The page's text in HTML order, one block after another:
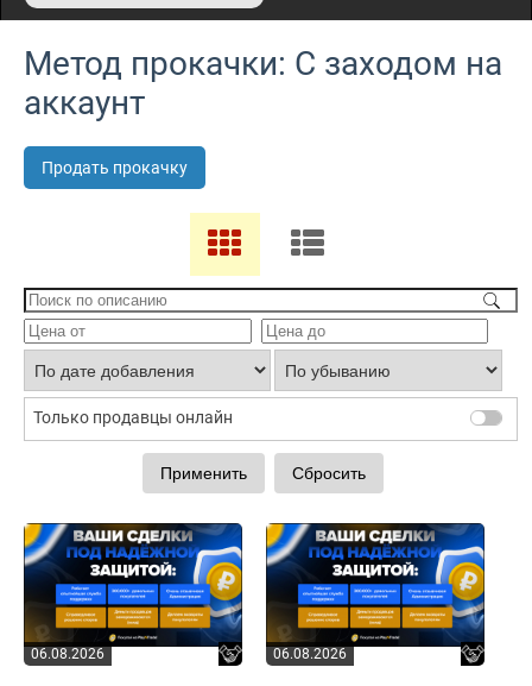
Метод прокачки: С заходом на
аккаунт
Продать прокачку
Только продавцы онлайн
06.08.2026 06.08.2026